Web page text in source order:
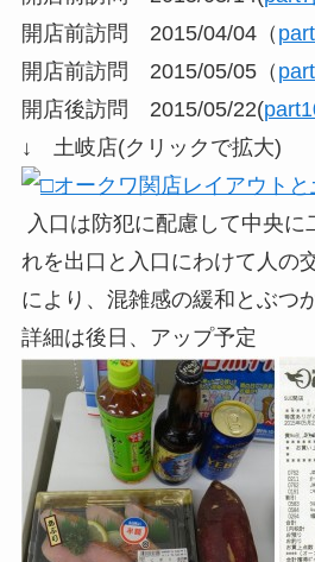
開店前訪問 2015/04/04（
開店前訪問 2015/05/05（
開店後訪問 2015/05/22(
↓ 土岐店(クリックで拡
入口は防犯に配慮して中央
れを出口と入口にわけて人の
により、混雑感の緩和とぶつ
詳細は後日、アップ予定